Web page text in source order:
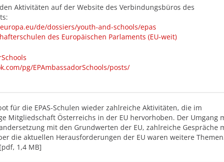
Aktivitäten auf der Website des Verbindungsbüros des
de/dossiers/youth-and-schools/epas
des Europäischen Parlaments (EU-weit)
pg/EPAmbassadorSchools/posts/
für die EPAS-Schulen wieder zahlreiche Aktivitäten, die im
Mitgliedschaft Österreichs in der EU hervorhoben. Der Umgang
mit den Grundwerten der EU, zahlreiche Gespräche
die aktuellen Herausforderungen der EU waren weitere
[pdf, 1,4 MB]